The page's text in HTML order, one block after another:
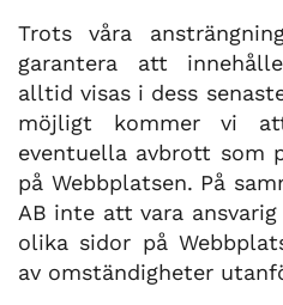
Trots våra
garantera att
alltid visas i dess
möjligt kommer vi
eventuella avbrott som
på Webbplatsen. På
AB inte att vara
olika sidor på
av omständigheter